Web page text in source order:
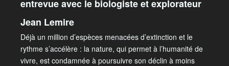
entrevue avec le biologiste et explorateur
Jean Lemire
Déjà un million d’espèces menacées d’extinction et le
rythme s’accélère : la nature, qui permet à l’humanité de
vivre, est condamnée à poursuivre son déclin à moins